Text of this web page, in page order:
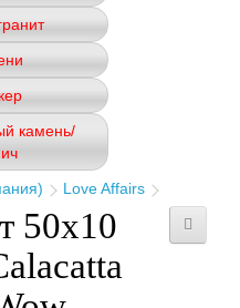
камень/
Love Affairs
50x10